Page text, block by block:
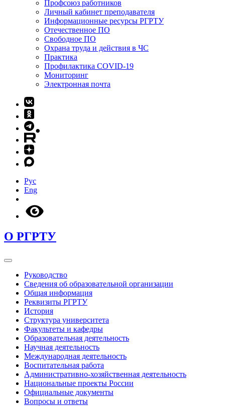
Профсоюз работников
Личный кабинет преподавателя
Информационные ресурсы РГРТУ
Отечественное ПО
Свободное ПО
Охрана труда и действия в ЧС
Практика
Профилактика COVID-19
Мониторинг
Электронная почта
Рус
Eng
О РГРТУ
Руководство
Сведения об образовательной организации
Общая информация
Реквизиты РГРТУ
История
Структура университета
Факультеты и кафедры
Образовательная деятельность
Научная деятельность
Международная деятельность
Воспитательная работа
Административно-хозяйственная деятельность
Национальные проекты России
Официальные документы
Вопросы и ответы